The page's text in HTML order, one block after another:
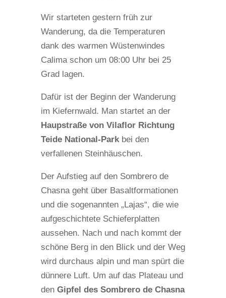
Wir starteten gestern früh zur
Wanderung, da die Temperaturen
dank des warmen Wüstenwindes
Calima schon um 08:00 Uhr bei 25
Grad lagen.
Dafür ist der Beginn der Wanderung
im Kiefernwald. Man startet an der
Haupstraße von Vilaflor Richtung
Teide National-Parkbei den
verfallenen Steinhäuschen.
Der Aufstieg auf den Sombrero de
Chasna geht über Basaltformationen
und die sogenannten „Lajas“, die wie
aufgeschichtete Schieferplatten
aussehen. Nach und nach kommt der
schöne Berg in den Blick und der Weg
wird durchaus alpin und man spürt die
dünnere Luft. Um auf das Plateau und
den Gipfel des Sombrero de Chasna